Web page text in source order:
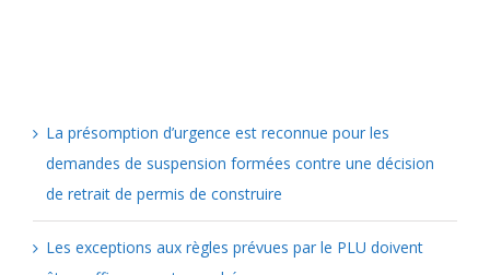
La présomption d’urgence est reconnue pour les
demandes de suspension formées contre une décision
de retrait de permis de construire
Les exceptions aux règles prévues par le PLU doivent